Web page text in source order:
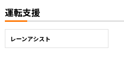
運転支援
レーンアシスト